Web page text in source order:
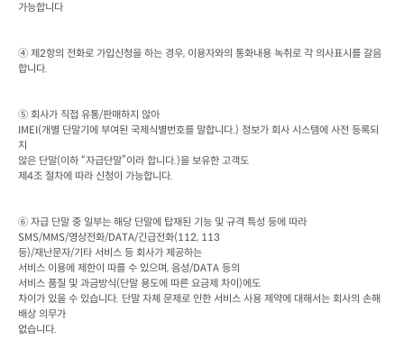
가능합니다
④ 제 2항의 전화로 가입신청을 하는 경우, 이용자와의 통화내용 녹취로 각 의사표시를 갈음
합니다.
⑤ 회사가 직접 유통/판매하지 않아
IMEI(개별 단말기에 부여된 국제식별번호를 말합니다.) 정보가 회사 시스템에 사전 등록되
지
않은 단말(이하 “자급단말”이라 합니다.)을 보유한 고객도
제 4조 절차에 따라 신청이 가능합니다.
⑥ 자급 단말 중 일부는 해당 단말에 탑재된 기능 및 규격 특성 등에 따라
SMS/MMS/영상전화/DATA/긴급전화
등)/재난문자/기타 서비스 등 회사가 제공하는
서비스 이용에 제한이 따를 수 있으며, 음성/DATA 등의
서비스 품질 및 과금방식(단말 용도에 따른 요금제 차이 )에도
차이가 있을 수 있습니다. 단말 자체 문제로 인한 서비스 사용 제약에 대해서는 회사의 손해
배상 의무가
없습니다.